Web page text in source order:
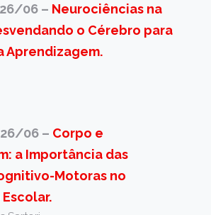
06 – Neurociências na
o Cérebro para
Aprendizagem.
06 – Corpo e
a Importância das
Motoras no